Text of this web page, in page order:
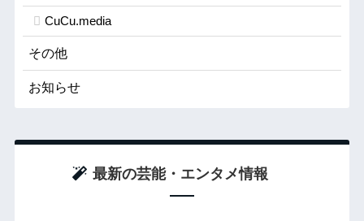
CuCu.media
その他
お知らせ
最新の芸能・エンタメ情報